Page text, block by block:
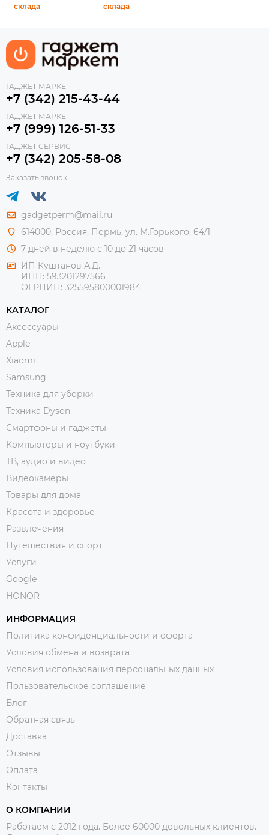
склада
склада
ГАДЖЕТ МАРКЕТ
+7 (342) 215-43-44
ГАДЖЕТ МАРКЕТ
+7 (999) 126-51-33
ГАДЖЕТ СЕРВИС
+7 (342) 205-58-08
Заказать звонок
gadgetperm@mail.ru
614000, Россия, Пермь, ул. М.Горького, 64/1
7 дней в неделю с 10 до 21 часов
ИП Куштанов А.Д.
ИНН: 593201297566
ОГРНИП: 325595800001984
КАТАЛОГ
Аксессуары
Apple
Xiaomi
Samsung
Техника для уборки
Техника Dyson
Смартфоны и гаджеты
Компьютеры и ноутбуки
ТВ, аудио и видео
Видеокамеры
Товары для дома
Красота и здоровье
Развлечения
Путешествия и спорт
Услуги
Google
HONOR
ИНФОРМАЦИЯ
Политика конфиденциальности и оферта
Условия обмена и возврата
Условия использования персональных данных
Пользовательское соглашение
Блог
Обратная связь
Доставка
Отзывы
Оплата
Контакты
О КОМПАНИИ
Работаем с 2012 года. Более 60000 довольных клиентов.